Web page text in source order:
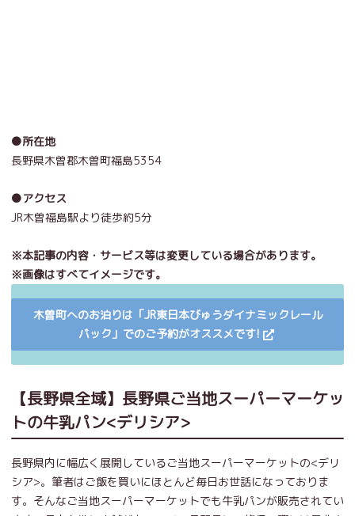
●所在地
長野県木曽郡木曽町福島5354
●アクセス
JR木曽福島駅より徒歩約5分
※本記事の内容・サービス等は変更している場合があります。
※画像はすべてイメージです。
木曽町へのお泊りは「JR東日本びゅうダイナミックレール
パック」でのご予約がオススメです!
【長野県全域】長野県ご当地スーパーマーケッ
トの牛乳パン<デリシア>
長野県内に幅広く展開しているご当地スーパーマーケットの<デリ
シア>。筆者はご飯を買いにほとんど毎日お世話になっておりま
す。そんなご当地スーパーマーケットでも牛乳パンが販売されてい